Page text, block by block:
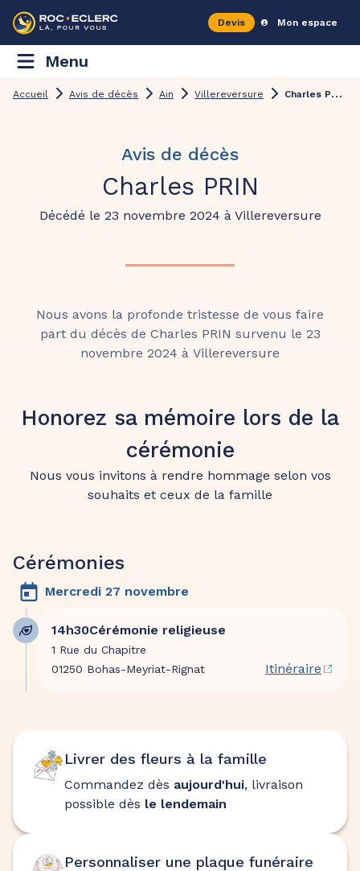
Devis Mon espace
Menu
Accueil Avis de décès Ain Villereversure C
harles PRIN
Avis de décès
Charles PRIN
Décédé le 23 novembre 2024 à Villereversure
Nous avons la profonde tristesse de vous faire
part du décès de Charles PRIN survenu le 23
novembre 2024 à Villereversure
Honorez sa mémoire lors de la
cérémonie
Nous vous invitons à rendre hommage selon vos
souhaits et ceux de la famille
Cérémonies
Mercredi 27 novembre
14h30Cérémonie religieuse
1 Rue du Chapitre
01250 Bohas-Meyriat-Rignat
Itinéraire
Livrer des fleurs à la famille
Commandez dès aujourd'hui, livraison
possible dès le lendemain
Personnaliser une plaque funéraire